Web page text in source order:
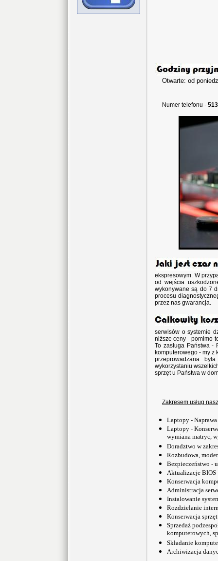
Otwarte: od
Numer telefonu -
ekspresowym. W
od wejścia
wykonywane są do 7
procesu
przez nas gwarancja.
serwisów o systemie
niższe ceny - pomimo
To zasługa Państwa
komputerowego - my z
przeprowadzana
wykorzystaniu
sprzęt u Państwa w
Zakresem usług
Laptopy -
Laptopy -
wymiana matryc,
Doradztwo w
Rozbudowa,
Bezpieczeństwo -
Aktualizacje BIOS
Konserwacja
Administracja
Instalowanie
Rozdzielanie
Konserwacja
Sprzedaż
komputerowych,
Składanie
Archiwizacja